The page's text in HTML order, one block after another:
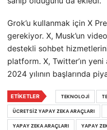
Grok’u kullanmak için X
gerekiyor. X, Musk’un
destekli sohbet
platform. X, Twitter’ın
2024 yılının başlarında
ETIKETLER TEKNOLOJI
ÜCRETSIZ YAPAY ZEKA ARAÇLARI
YAPAY ZEKA ARAÇLARI
YAPAY